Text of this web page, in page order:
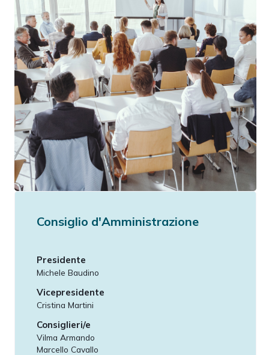
Consiglio d'Amministrazione
Presidente
Michele Baudino
Vicepresidente
Cristina Martini
Consiglieri/e
Vilma Armando
Marcello Cavallo